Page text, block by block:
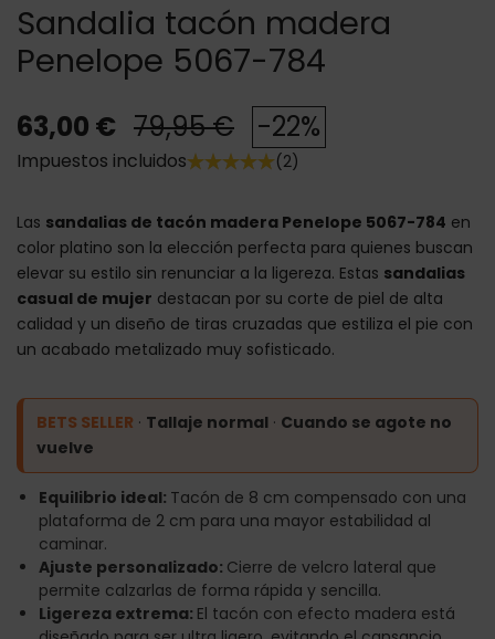
Sandalia tacón madera
Penelope 5067-784
63,00 € 79,95 € -22%
Impuestos incluidos (2)
Las sandalias de tacón madera Penelope 5067-784 en
color platino son la elección perfecta para quienes buscan
elevar su estilo sin renunciar a la ligereza. Estas sandalias
casual de mujer destacan por su corte de piel de alta
calidad y un diseño de tiras cruzadas que estiliza el pie con
un acabado metalizado muy sofisticado.
BETS SELLER · Tallaje normal · Cuando se agote no
vuelve
Equilibrio ideal: Tacón de 8 cm compensado con una
plataforma de 2 cm para una mayor estabilidad al
caminar.
Ajuste personalizado: Cierre de velcro lateral que
permite calzarlas de forma rápida y sencilla.
Ligereza extrema: El tacón con efecto madera está